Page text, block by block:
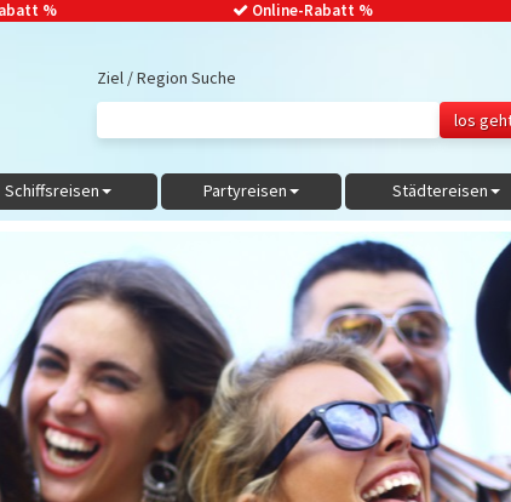
% Online-Rabatt %
Ziel / Region Suche
Schiffsreisen Partyreisen Städtereisen